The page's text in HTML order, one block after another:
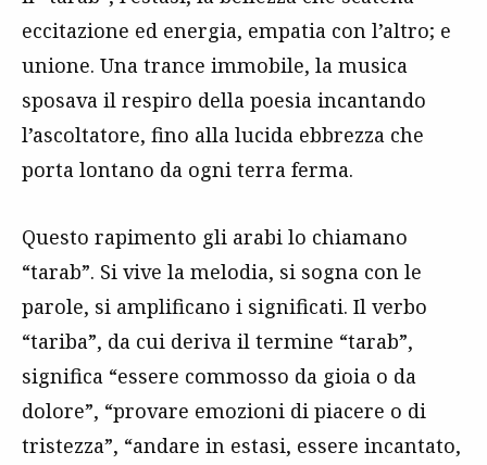
eccitazione ed energia, empatia con l’altro; e
unione. Una trance immobile, la musica
sposava il respiro della poesia incantando
l’ascoltatore, fino alla lucida ebbrezza che
porta lontano da ogni terra ferma.
Questo rapimento gli arabi lo chiamano
“tarab”. Si vive la melodia, si sogna con le
parole, si amplificano i significati. Il verbo
“tariba”, da cui deriva il termine “tarab”,
significa “essere commosso da gioia o da
dolore”, “provare emozioni di piacere o di
tristezza”, “andare in estasi, essere incantato,